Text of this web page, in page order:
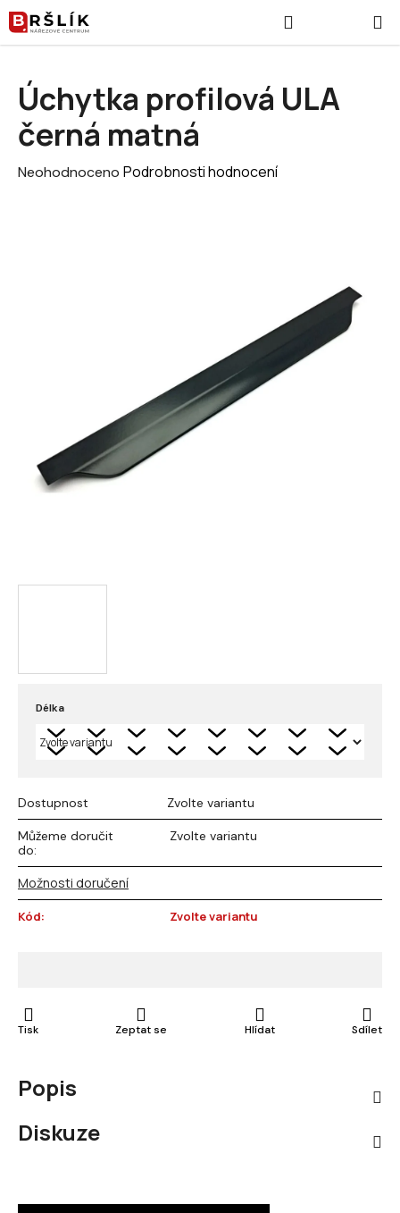
Přejít na obsah
Délka
Dostupnost Zvolte variantu
Můžeme doručit
do:
Zvolte variantu
Možnosti doručení
Kód: Zvolte variantu
Tisk Zeptat se Hlídat Sdílet
Úchytka profilová ULA
černá matná
Průměrné hodnocení produktu je 0,0 z 5 hvězdiček.
Neohodnoceno Podrobnosti hodnocení
Popis
Diskuze